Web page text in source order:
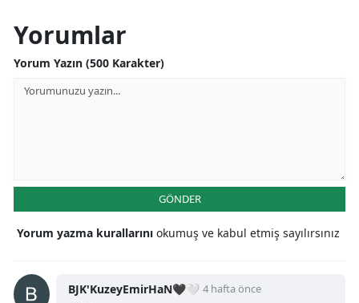
Yorumlar
Yorum Yazın (500 Karakter)
GÖNDER
Yorum yazma kurallarını okumuş ve kabul etmiş sayılırsınız
BJK'KuzeyEmirHaN🖤🤍 4 hafta önce